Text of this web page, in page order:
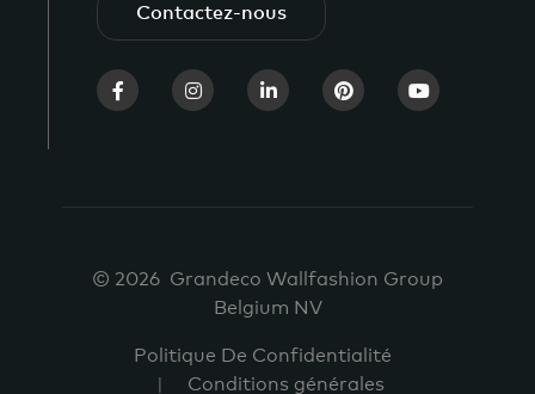
Contactez-nous
© 2026 Grandeco Wallfashion Group
Belgium NV
Politique De Confidentialité
Conditions générales